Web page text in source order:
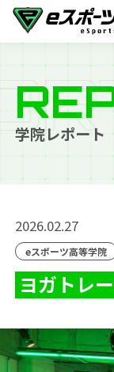
R
学院レポート
2026.02.27
eスポーツ高等学院
ヨガトレ